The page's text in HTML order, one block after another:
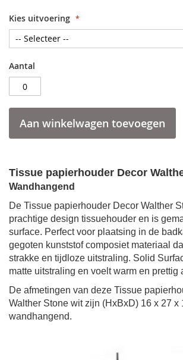
Kies uitvoering
Aantal
Aan winkelwagen toevoegen
Tissue papierhouder Decor
Wandhangend
De Tissue papierhouder Decor Walther
prachtige design tissuehouder en is
surface. Perfect voor plaatsing in de
gegoten kunststof composiet materiaal
strakke en tijdloze uitstraling. Solid
matte uitstraling en voelt warm en prettig
De afmetingen van deze Tissue
Walther Stone wit zijn (HxBxD) 16 x 27 x
wandhangend.
gallery